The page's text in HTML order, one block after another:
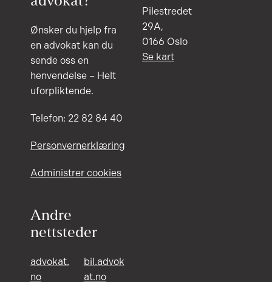
Ønsker du hjelp fra
en advokat kan du
sende oss en
henvendelse – Helt
uforpliktende.
Telefon: 22 82 84 40
Personvernerklæring
Administrer cookies
Andre
nettsteder
advokat.
no
bil.advok
at.no
Pilestredet
29A,
0166 Oslo
Se kart